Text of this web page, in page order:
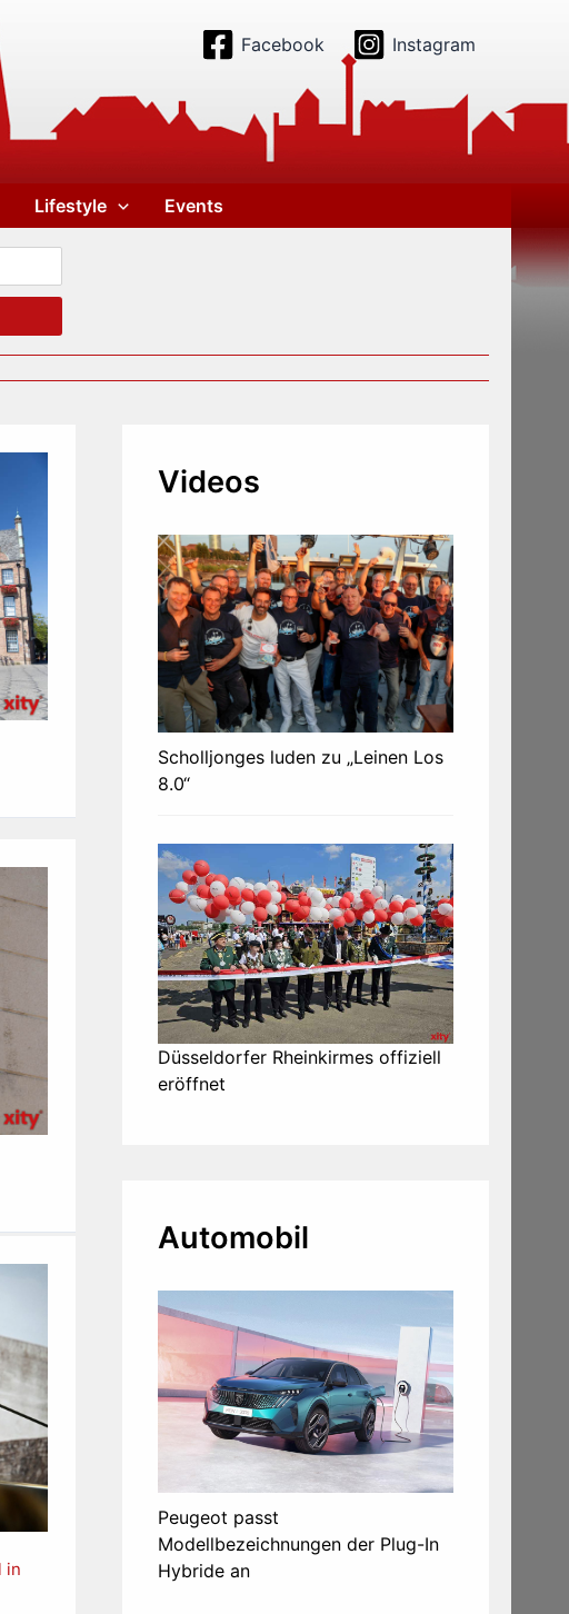
Facebook Instagram
Lifestyle Events
in
Videos
Scholljonges luden zu „Leinen Los
8.0“
Düsseldorfer Rheinkirmes offiziell
eröffnet
Automobil
Peugeot passt
Modellbezeichnungen der Plug-In
Hybride an